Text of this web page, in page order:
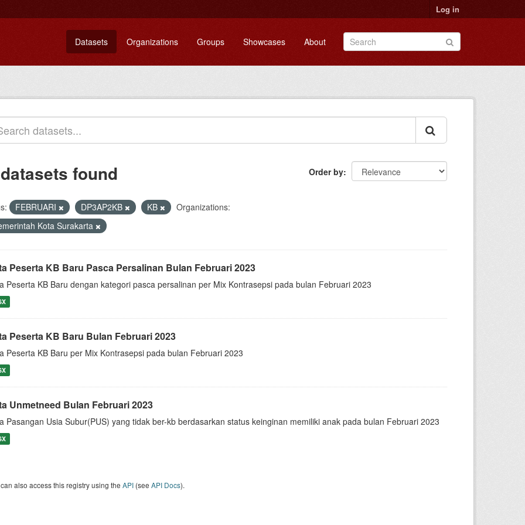
Log in
Datasets Organizations Groups Showcases About
Order by
found
FEBRUARI DP3AP2KB KB
Organizations:
Kota Surakarta
Peserta KB Baru Pasca Persalinan Bulan Februari 2023
Peserta KB Baru dengan kategori pasca persalinan per Mix Kontrasepsi pada bulan Februari 2023
Peserta KB Baru Bulan Februari 2023
Peserta KB Baru per Mix Kontrasepsi pada bulan Februari 2023
Unmetneed Bulan Februari 2023
Pasangan Usia Subur(PUS) yang tidak ber-kb berdasarkan status keinginan memiliki anak pada bulan Februari 2023
also access this registry using the API (see API Docs).